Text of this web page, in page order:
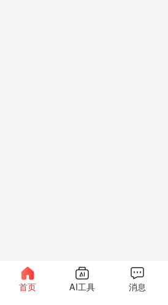
首页 AI工具 消息